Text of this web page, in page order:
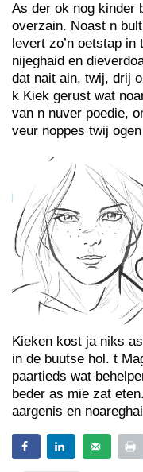
As der ok nog kinder
overzain. Noast n
levert zo’n oetstap
nijeghaid en
dat nait ain, twij, drij
k Kiek gerust wat
van n nuver poedie,
veur noppes twij
Kieken kost ja niks
in de buutse hol. t
paartieds wat
beder as mie zat
aargenis en